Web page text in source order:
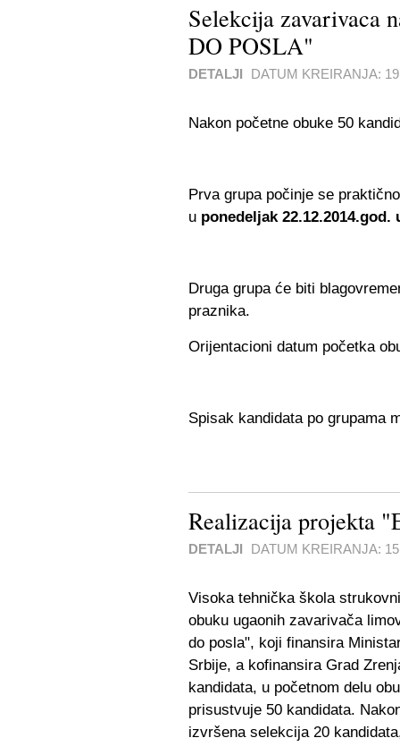
Selekcija zavarivaca
DO POSLA"
DETALJI DATUM KREIRANJA:
Nakon početne obuke 50
Prva grupa počinje se
u ponedeljak 22.12.2014.god.
Druga grupa će biti
praznika.
Orijentacioni datum početka
Spisak kandidata po grupama
Realizacija projekta
DETALJI DATUM KREIRANJA:
Visoka tehnička škola
obuku ugaonih zavarivača
do posla", koji finansira
Srbije, a kofinansira Grad
kandidata, u početnom delu
prisustvuje 50 kandidata.
izvršena selekcija 20